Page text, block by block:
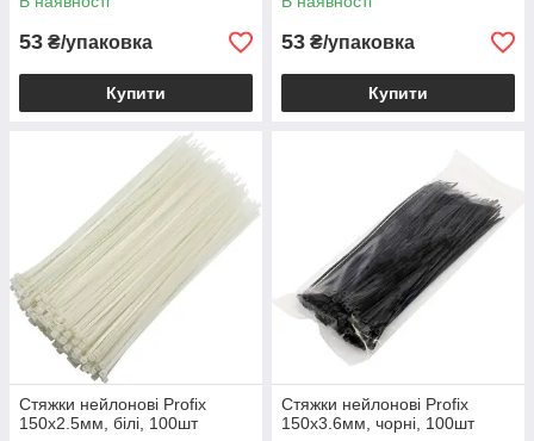
53 ₴/упаковка
Купити
53 ₴/упаковка
Купити
Стяжки нейлонові Profix
150х2.5мм, білі, 100шт
Стяжки нейлонові Profix
150х3.6мм, чорні, 100шт